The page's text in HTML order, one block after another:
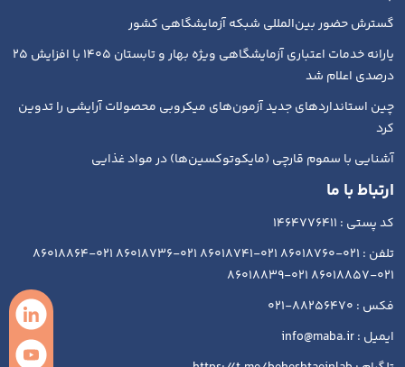
گسترش حضور بین‌المللی شبکه آزمایشگاهی کشور
یارانه خدمات اعتباری آزمایشگاهی ویژه بهار و تابستان ۱۴۰۵ با افزایش ۲۵
درصدی اعلام شد
چین استانداردهای جدید آزمون‌های میکروبی محصولات آرایشی را تدوین
کرد
آشنایی با سموم قارچی (مایکوتوکسین‌ها) در مواد غذایی
ارتباط با ما
کد پستی : 1464776411
تلفن : 021-86018760 021-86018741 021-86018736 021-86018864
021-86018857 021-86018839
فکس : 88256470-021
ایمیل : info@maba.ir